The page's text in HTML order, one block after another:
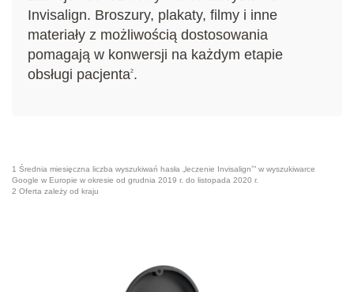
Invisalign. Broszury, plakaty, filmy i inne
materiały z możliwością dostosowania
pomagają w konwersji na każdym etapie
obsługi pacjenta2.
1 Średnia miesięczna liczba wyszukiwań hasła „leczenie Invisalign ” w wyszukiwarce
Google w Europie w okresie od grudnia 2019 r. do listopada 2020 r.
2 Oferta zależy od kraju